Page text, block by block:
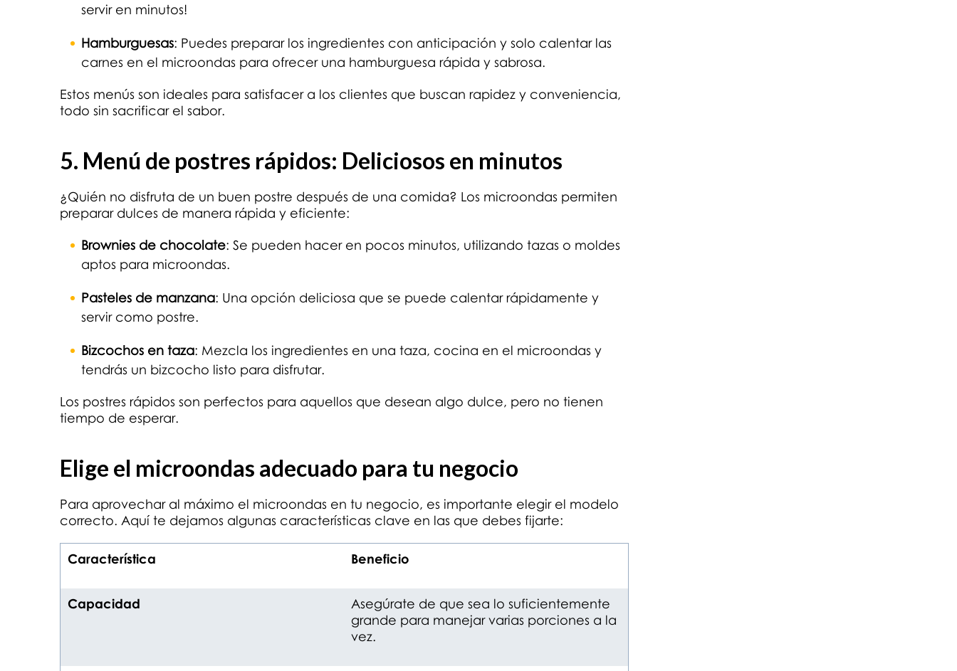
servir en minutos!
Hamburguesas: Puedes preparar los ingredientes con anticipación y solo calentar las
carnes en el microondas para ofrecer una hamburguesa rápida y sabrosa.
Estos menús son ideales para satisfacer a los clientes que buscan rapidez y conveniencia,
todo sin sacrificar el sabor.
5. Menú de postres rápidos: Deliciosos en minutos
¿Quién no disfruta de un buen postre después de una comida? Los microondas permiten
preparar dulces de manera rápida y eficiente:
Brownies de chocolate: Se pueden hacer en pocos minutos, utilizando tazas o moldes
aptos para microondas.
Pasteles de manzana: Una opción deliciosa que se puede calentar rápidamente y
servir como postre.
Bizcochos en taza: Mezcla los ingredientes en una taza, cocina en el microondas y
tendrás un bizcocho listo para disfrutar.
Los postres rápidos son perfectos para aquellos que desean algo dulce, pero no tienen
tiempo de esperar.
Elige el microondas adecuado para tu negocio
Para aprovechar al máximo el microondas en tu negocio, es importante elegir el modelo
correcto. Aquí te dejamos algunas características clave en las que debes fijarte:
Característica Beneficio
Capacidad
Asegúrate de que sea lo suficientemente
grande para manejar varias porciones a la
vez.